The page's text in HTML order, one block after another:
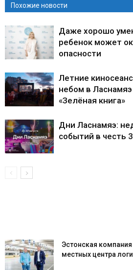
Похожие новости
Даже хорошо
ребенок может
опасности
Летние
небом в
«Зелёная книга»
Дни Ласнамяэ:
событий в честь
Эстонская компания
местных центра